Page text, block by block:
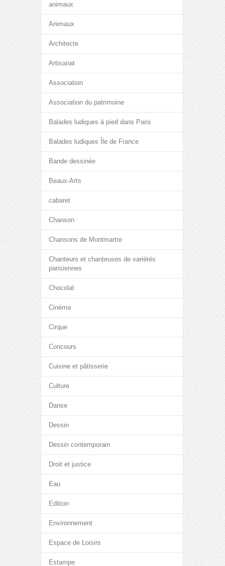
animaux
Animaux
Architecte
Artisanat
Association
Association du patrimoine
Balades ludiques à pied dans Paris
Balades ludiques Île de France
Bande dessinée
Beaux-Arts
cabaret
Chanson
Chansons de Montmartre
Chanteurs et chanteuses de variétés
parisiennes
Chocolat
Cinéma
Cirque
Concours
Cuisine et pâtisserie
Culture
Danse
Dessin
Dessin contemporain
Droit et justice
Eau
Edition
Environnement
Espace de Loisirs
Estampe